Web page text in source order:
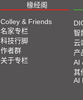
椽经阁
Colley & Friends
名家专栏
科技行脚
作者群
关于专栏
智
云
产
AI
其
AI